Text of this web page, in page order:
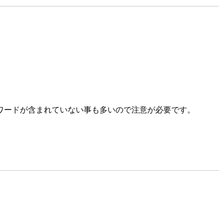
ドが含まれていない事も多いので注意が必要です。